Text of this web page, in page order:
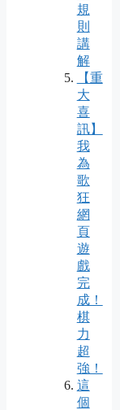
規
則
講
解
【重
大
喜
訊】
我
為
歌
狂
網
頁
遊
戲
完
成！
棋
力
超
強！
這
個